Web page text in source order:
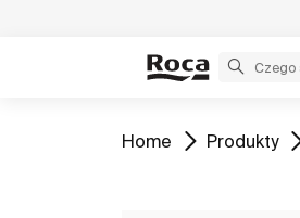
Zobacz
Home Zobacz
Produkty